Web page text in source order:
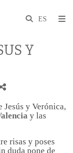
Y
Jesús y Verónica,
y las
risas y poses
duda pone de